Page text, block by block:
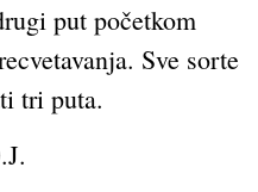
put početkom
Sve sorte
tri puta.